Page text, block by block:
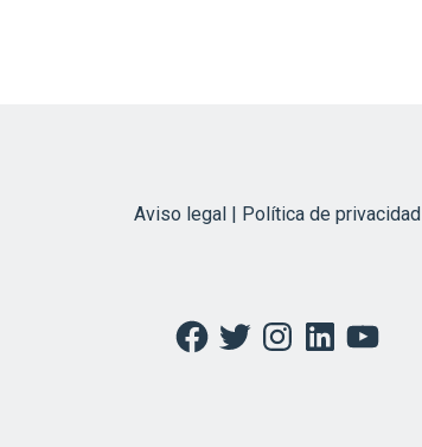
Aviso legal | Política de privacidad
Facebook
TwitterInstagramLinkedInYouTube